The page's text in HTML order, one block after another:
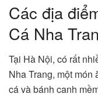
Các địa
Cá Nha
Tại Hà Nội, có rất
Nha Trang, một
cá và bánh canh